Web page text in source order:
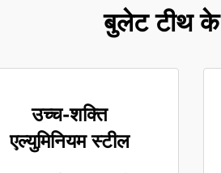
बुलेट टीथ
उच्च-शक्ति
एल्युमिनियम स्टील